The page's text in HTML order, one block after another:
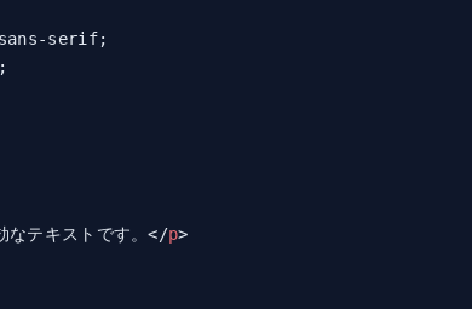
serif;
;
なテキストです。</p>